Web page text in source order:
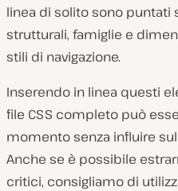
linea di solito sono
strutturali, famiglie e
stili di navigazione.
Inserendo in linea questi
file CSS completo può
momento senza influire
Anche se è possibile
critici, consigliamo di